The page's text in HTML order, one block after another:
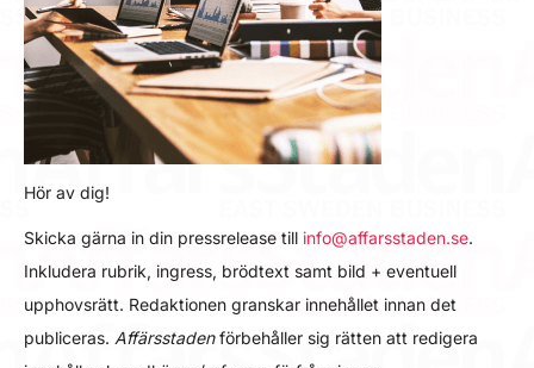
Hör av dig!
Skicka gärna in din pressrelease till info@affarsstaden.se.
Inkludera rubrik, ingress, brödtext samt bild + eventuell
upphovsrätt. Redaktionen granskar innehållet innan det
publiceras. Affärsstadenförbehåller sig rätten att redigera